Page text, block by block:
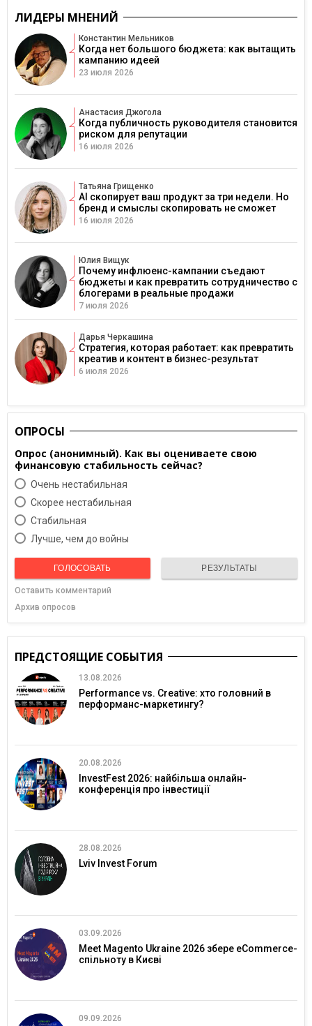
ЛИДЕРЫ МНЕНИЙ
Константин Мельников
Когда нет большого бюджета: как вытащить
кампанию идеей
23 июля 2026
Анастасия Джогола
Когда публичность руководителя становится
риском для репутации
16 июля 2026
Татьяна Грищенко
AI скопирует ваш продукт за три недели. Но
бренд и смыслы скопировать не сможет
16 июля 2026
Юлия Вищук
Почему инфлюенс-кампании съедают
бюджеты и как превратить сотрудничество с
блогерами в реальные продажи
7 июля 2026
Дарья Черкашина
Стратегия, которая работает: как превратить
креатив и контент в бизнес-результат
6 июля 2026
ОПРОСЫ
Опрос (анонимный). Как вы оцениваете свою
финансовую стабильность сейчас?
Очень нестабильная
Скорее нестабильная
Cтабильная
Лучше, чем до войны
ГОЛОСОВАТЬ РЕЗУЛЬТАТЫ
Оставить комментарий
Архив опросов
ПРЕДСТОЯЩИЕ СОБЫТИЯ
13.08.2026
Performance vs. Creative: хто головний в
перформанс-маркетингу?
20.08.2026
InvestFest 2026: найбільша онлайн-
конференція про інвестиції
28.08.2026
Lviv Invest Forum
03.09.2026
Meet Magento Ukraine 2026 збере eCommerce-
спільноту в Києві
09.09.2026